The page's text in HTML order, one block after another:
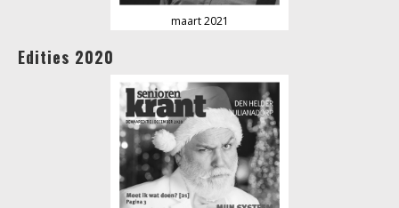
maart 2021
Edities 2020